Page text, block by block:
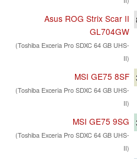
Asus ROG Strix Scar II
GL704GW
(Toshiba Exceria Pro SDXC 64 GB UHS-
II)
MSI GE75 8SF
(Toshiba Exceria Pro SDXC 64 GB UHS-
II)
MSI GE75 9SG
(Toshiba Exceria Pro SDXC 64 GB UHS-
II)